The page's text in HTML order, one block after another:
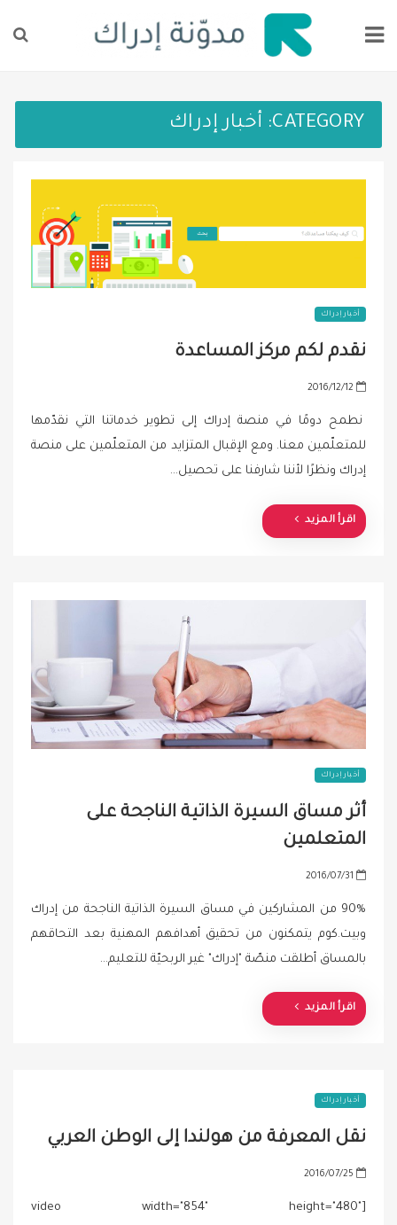
CATEGORY: أخبار إدراك
أخبار إدراك
نقدم لكم مركز المساعدة
P
t
e
o
n
2016/12/12
نطمح دومًا في منصة إدراك إلى تطوير خدماتنا التي نقدّمها
للمتعلّمين معنا. ومع الإقبال المتزايد من المتعلّمين على منصة
إدراك ونظرًا لأننا شارفنا على تحصيل…
اقرأ المزيد
أخبار إدراك
أثر مساق السيرة الذاتية الناجحة على
المتعلمين
P
t
e
o
n
2016/07/31
90% من المشاركين في مساق السيرة الذاتية الناجحة من إدراك
وبيت.كوم يتمكنون من تحقيق أهدافهم المهنية بعد التحاقهم
بالمساق أطلقت منصّة "إدراك" غير الربحيّة للتعليم…
اقرأ المزيد
أخبار إدراك
نقل المعرفة من هولندا إلى الوطن العربي
P
2016/07/25
[video width="854" height="480"